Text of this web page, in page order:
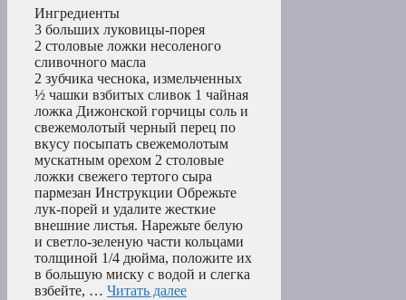
Ингредиенты
3 больших луковицы-порея
2 столовые ложки несоленого
сливочного масла
2 зубчика чеснока, измельченных
½ чашки взбитых сливок 1 чайная
ложка Дижонской горчицы соль и
свежемолотый черный перец по
вкусу посыпать свежемолотым
мускатным орехом 2 столовые
ложки свежего тертого сыра
пармезан Инструкции Обрежьте
лук-порей и удалите жесткие
внешние листья. Нарежьте белую
и светло-зеленую части кольцами
толщиной 1/4 дюйма, положите их
в большую миску с водой и слегка
взбейте, … Читать далее